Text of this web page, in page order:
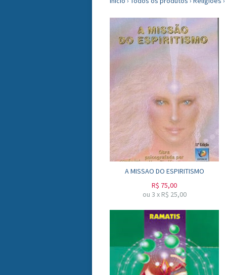
A MISSAO DO ESPIRITISMO
R$ 75,00
ou 3 x R$ 25,00